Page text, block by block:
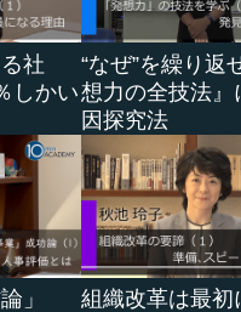
世...
社
しかい
“なぜ”を繰り返
想力の全技法』
因探究法
」
組織改革は最初